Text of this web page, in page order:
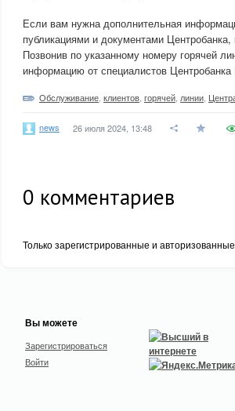
Если вам нужна дополнительная
публикациями и документами Центробанка,
Позвонив по указанному номеру горячей
информацию от специалистов Центробанка
Обслуживание клиентов горячей линии
news 26 июля 2024, 13:48
0 комментариев
Только зарегистрированные и
Вы можете
Зарегистрироваться
Войти